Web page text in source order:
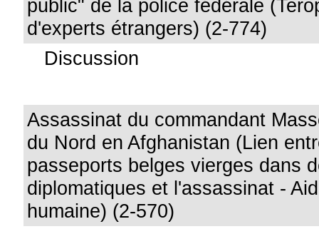
public" de la police fédérale
d'experts étrangers) (2-774)
Discussion
Assassinat du commandant
du Nord en Afghanistan (Lien
passeports belges vierges dans
diplomatiques et l'assassinat -
humaine) (2-570)